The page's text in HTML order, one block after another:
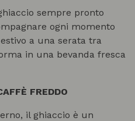
sempre pronto
ogni momento
a una serata tra
in una bevanda fresca
FREDDO
il ghiaccio è un